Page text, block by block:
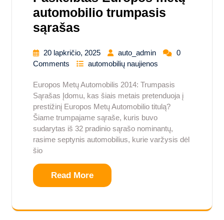
automobilio trumpasis
sąrašas
20 lapkričio, 2025 auto_admin
0
Comments
automobilių naujienos
Europos Metų Automobilis 2014: Trumpasis
Sąrašas Įdomu, kas šiais metais pretenduoja į
prestižinį Europos Metų Automobilio titulą?
Šiame trumpajame sąraše, kuris buvo
sudarytas iš 32 pradinio sąrašo nominantų,
rasime septynis automobilius, kurie varžysis dėl
šio
Read More